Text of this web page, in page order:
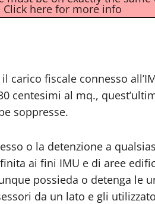
Click here for more info
carico fiscale connesso
centesimi al mq.,
soppresse.
o la detenzione a
ai fini IMU e di aree
possieda o detenga le
da un lato e gli